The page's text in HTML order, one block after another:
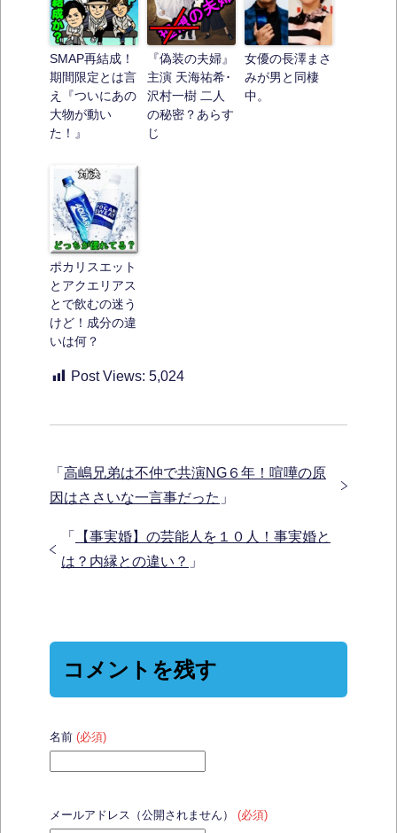
SMAP再結成！
期間限定とは言
え『ついにあの
大物が動い
た！』
『偽装の夫婦』
主演 天海祐希･
沢村一樹 二人
の秘密？あらす
じ
女優の長澤まさ
みが男と同棲
中。
ポカリスエット
とアクエリアス
とで飲むの迷う
けど！成分の違
いは何？
Post Views: 5,024
「 高嶋兄弟は不仲で共演NG６年！喧嘩の原
因はささいな一言事だった 」
「
【事実婚】の芸能人を１０人！事実婚と
は？内縁との違い？ 」
コメントを残す
名前 (必須)
メールアドレス（公開されません） (必須)